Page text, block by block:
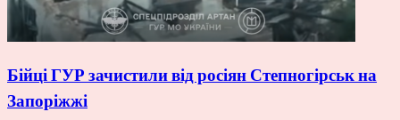
Бійці ГУР зачистили від росіян Степногірськ на
Запоріжжі